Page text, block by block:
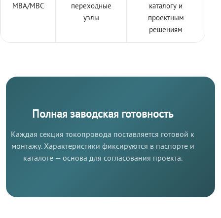
МВА/МВС
переходные
узлы
каталогу и
проектным
решениям
Полная заводская готовность
Каждая секция токопровода поставляется готовой к
монтажу. Характеристики фиксируются в паспорте и
каталоге — основа для согласования проекта.